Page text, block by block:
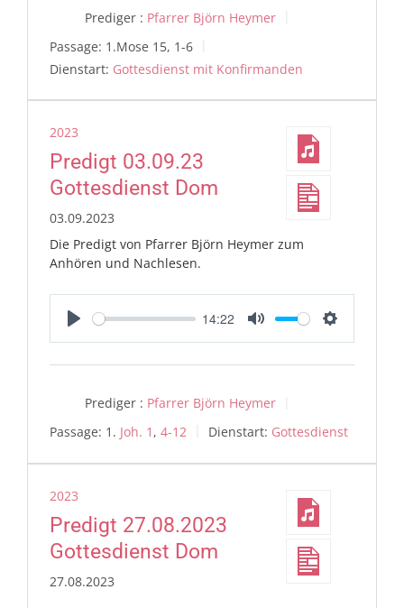
Prediger : Pfarrer Björn Heymer
Passage: 1.Mose 15, 1-6
Dienstart: Gottesdienst mit Konfirmanden
2023
Predigt 03.09.23
Gottesdienst Dom
03.09.2023
Die Predigt von Pfarrer Björn Heymer zum
Anhören und Nachlesen.
Play
14:22
Mute Settings
Prediger : Pfarrer Björn Heymer
Passage: 1. Joh. 1 , 4-12 Dienstart: Gottesdienst
2023
Predigt 27.08.2023
Gottesdienst Dom
27.08.2023